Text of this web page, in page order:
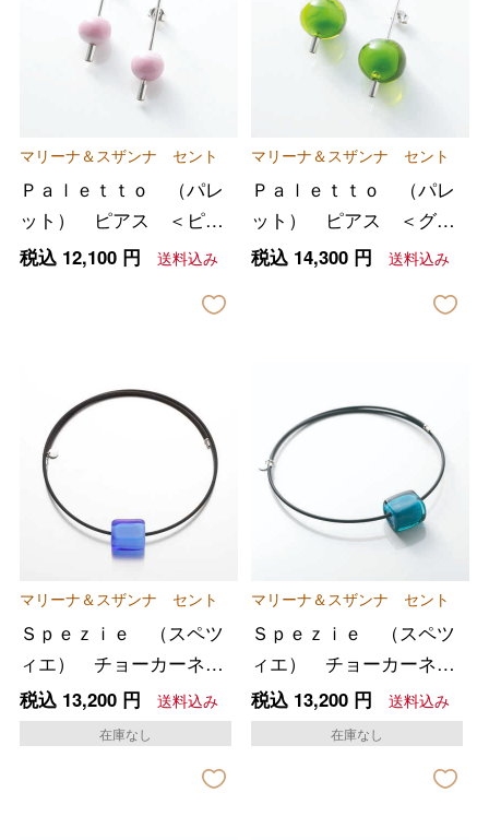
マリーナ＆スザンナ セント
Ｐａｌｅｔｔｏ （パレ
ット） ピアス ＜ピン
ク＞
税込 12,100円 送料込み
マリーナ＆スザンナ セント
Ｐａｌｅｔｔｏ （パレ
ット） ピアス ＜グリ
ーン＞
税込 14,300円 送料込み
マリーナ＆スザンナ セント
Ｓｐｅｚｉｅ （スペツ
ィエ） チョーカーネッ
クレス ＜ブルー＞
税込 13,200円 送料込み
在庫なし
マリーナ＆スザンナ セント
Ｓｐｅｚｉｅ （スペツ
ィエ） チョーカーネッ
クレス ＜スモーキ
ーブルー＞
税込 13,200円 送料込み
在庫なし